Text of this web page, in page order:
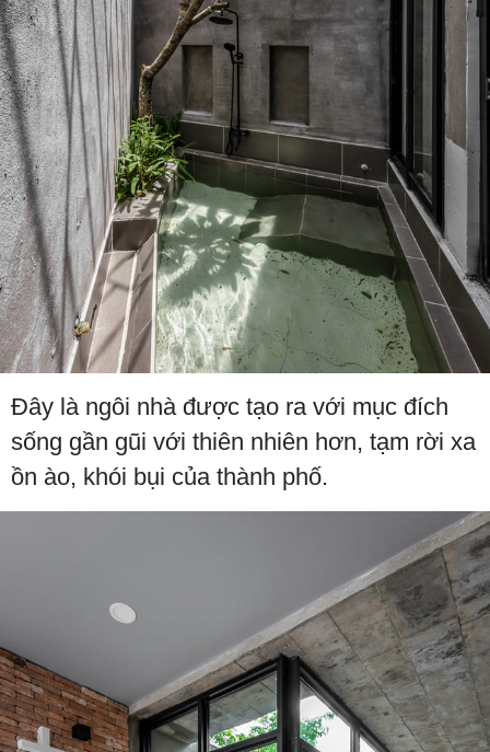
Đây là ngôi nhà được tạo ra với mục đích
sống gần gũi với thiên nhiên hơn, tạm rời xa
ồn ào, khói bụi của thành phố.